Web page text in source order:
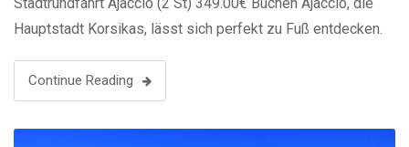
Hauptstadt Korsikas, lässt sich perfekt zu Fuß entdecken.
führt Sie direkt zu den wichtigsten Sehenswürdigkeiten.
Beginnen Sie …
Continue Reading